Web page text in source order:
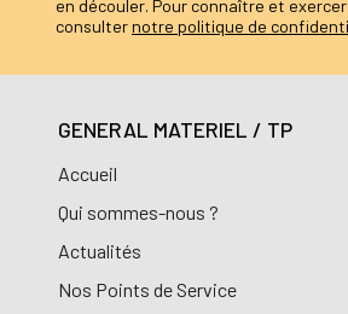
en découler. Pour connaître et
consulternotre politique de
GENERAL MATERIEL / TP
Accueil
Qui sommes-nous ?
Actualités
Nos Points de Service